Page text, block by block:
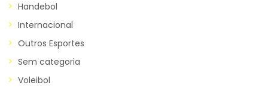
Handebol
Internacional
Outros Esportes
Sem categoria
Voleibol